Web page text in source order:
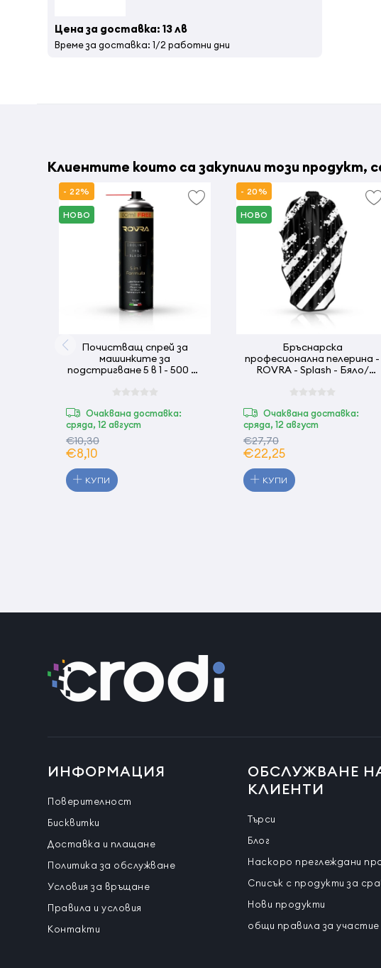
Цена за доставка: 13 лв
Време за доставка: 1/2 работни дни
Клиентите които са закупили този продукт,
- 22%
НОВО
Почистващ спрей за
машинките за
подстригване 5 в 1 - 500 мл
Очаквана доставка:
сряда, 12 август
€10,30
€8,10
КУПИ
- 20%
НОВО
Бръснарска
професионална пелерина -
ROVRA - Splash - Бяло/
Очаквана доставка:
сряда, 12 август
€27,70
€22,25
КУПИ
ИНФОРМАЦИЯ
Поверителност
Бисквитки
Доставка и плащане
Политика за обслужване
Условия за връщане
Правила и условия
Контакти
ОБСЛУЖВАНЕ
КЛИЕНТИ
Търси
Блог
Наскоро преглеждани
Списък с продукти за
Нови продукти
общи правила за